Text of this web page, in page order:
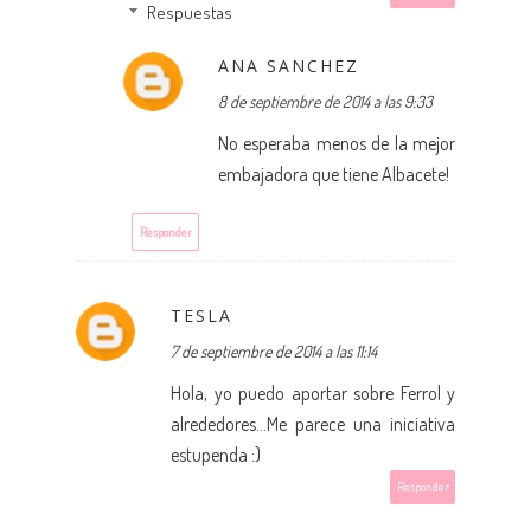
Respuestas
ANA SANCHEZ
8 de septiembre de 2014 a las 9:33
No esperaba menos de la mejor
embajadora que tiene Albacete!
Responder
TESLA
7 de septiembre de 2014 a las 11:14
Hola, yo puedo aportar sobre Ferrol y
alrededores…Me parece una iniciativa
estupenda :)
Responder